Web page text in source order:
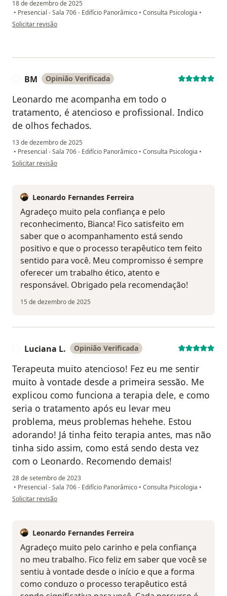
18 de dezembro de 2025
• Presencial - Sala 706 - Edifício Panorâmico • Consulta Psicologia •
na opinião do utilizador S.L.P
Solicitar revisão
BM Opinião Verificada
Leonardo me acompanha em todo o
tratamento, é atencioso e profissional. Indico
de olhos fechados.
13 de dezembro de 2025
• Presencial - Sala 706 - Edifício Panorâmico • Consulta Psicologia •
na opinião do utilizador BM
Solicitar revisão
Leonardo Fernandes Ferreira
Agradeço muito pela confiança e pelo
reconhecimento, Bianca! Fico satisfeito em
saber que o acompanhamento está sendo
positivo e que o processo terapêutico tem feito
sentido para você. Meu compromisso é sempre
oferecer um trabalho ético, atento e
responsável. Obrigado pela recomendação!
15 de dezembro de 2025
Luciana L. Opinião Verificada
Terapeuta muito atencioso! Fez eu me sentir
muito à vontade desde a primeira sessão. Me
explicou como funciona a terapia dele, e como
seria o tratamento após eu levar meu
problema, meus problemas hehehe. Estou
adorando! Já tinha feito terapia antes, mas não
tinha sido assim, como está sendo desta vez
com o Leonardo. Recomendo demais!
28 de setembro de 2023
• Presencial - Sala 706 - Edifício Panorâmico • Consulta Psicologia •
na opinião do utilizador Luciana L.
Solicitar revisão
Leonardo Fernandes Ferreira
Agradeço muito pelo carinho e pela confiança
no meu trabalho. Fico feliz em saber que você se
sentiu à vontade desde o início e que a forma
como conduzo o processo terapêutico está